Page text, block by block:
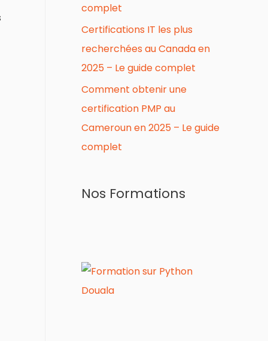
complet
Certifications IT les plus
recherchées au Canada en
2025 – Le guide complet
Comment obtenir une
certification PMP au
Cameroun en 2025 – Le guide
complet
Nos Formations